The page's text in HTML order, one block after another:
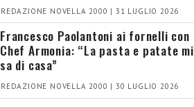
REDAZIONE NOVELLA 2000 | 31 LUGLIO 2026
Francesco Paolantoni ai fornelli con
Chef Armonia: “La pasta e patate mi
sa di casa”
REDAZIONE NOVELLA 2000 | 30 LUGLIO 2026